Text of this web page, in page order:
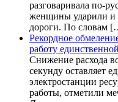
разговаривала по-
женщины ударили и
дороги. По словам
Рекордное
работу
Снижение расхода
секунду оставляет
электростанции
работы, отметили